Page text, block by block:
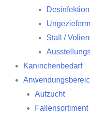
Stall /
Kaninchenbedarf
Aufzucht
Fallensortiment